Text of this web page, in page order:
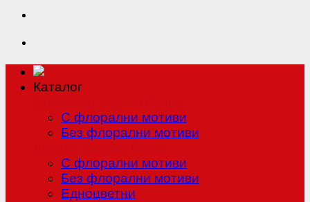
Каталог
С флорални мотиви
Без флорални мотиви
С флорални мотиви
Без флорални мотиви
Едноцветни